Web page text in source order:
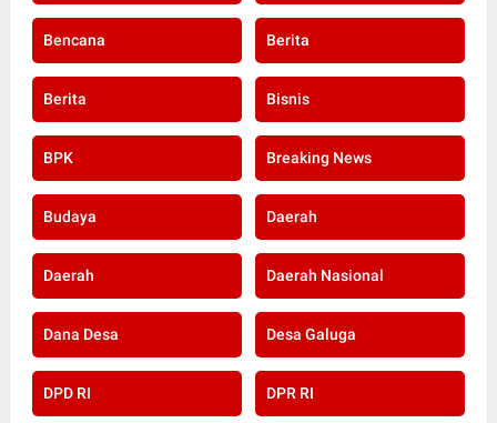
Bencana Berita
Berita Bisnis
BPK Breaking News
Budaya Daerah
Daerah Daerah Nasional
Dana Desa Desa Galuga
DPD RI DPR RI